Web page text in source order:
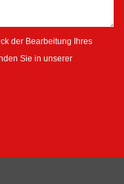
der Bearbeitung Ihres
Sie in unserer